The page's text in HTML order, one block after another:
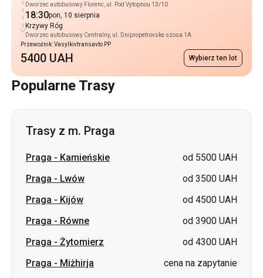
Dworzec autobusowy Florenc, ul. Pod Vytopnou 13/10
18:30pon, 10 sierpnia
Krzywy Róg
Dworzec autobusowy Centralny, ul. Dnipropetrovske szosa 1A
Przewoźnik: Vasylkivtransavto PP
5400 UAH Wybierz ten lot
Popularne Trasy
Trasy z m. Praga
Praga - Kamieńskie
od 5500 UAH
Praga - Lwów
od 3500 UAH
Praga - Kijów
od 4500 UAH
Praga - Równe
od 3900 UAH
Praga - Żytomierz
od 4300 UAH
Praga - Miżhirja
cena na zapytanie